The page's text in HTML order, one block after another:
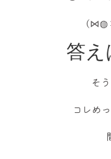
(⋈◍
答
そう
コレめ